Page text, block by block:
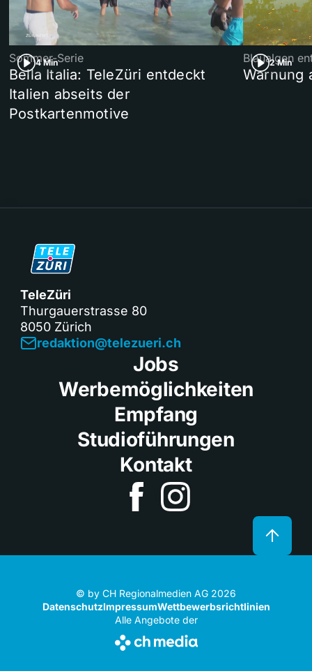
4 Min
Sommer-Serie
Bella Italia: TeleZüri entdeckt
Italien abseits der
Postkartenmotive
2 Min
Blaualgen
Warnung
TeleZüri
Thurgauerstrasse 80
8050 Zürich
redaktion@telezueri.ch
Jobs
Werbemöglichkeiten
Empfang
Studioführungen
Kontakt
© by CH Regionalmedien AG 2026
DatenschutzImpressumWettbewerbsrichtlinien
Alle Angebote der